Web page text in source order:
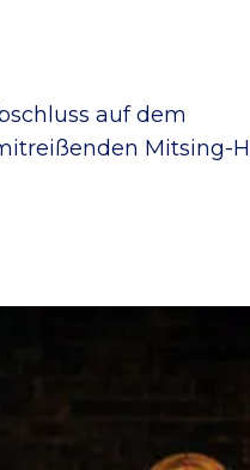
auf dem
Mitsing-